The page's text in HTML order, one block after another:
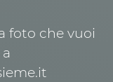
foto che vuoi